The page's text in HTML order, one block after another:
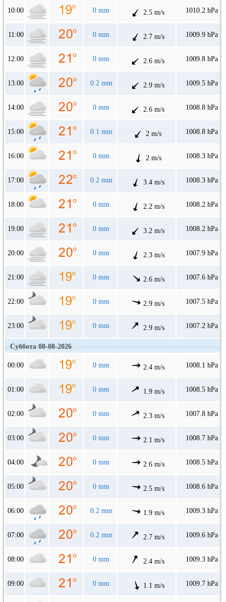
10:00 0 mm 2.5 m/s 1010.2 hPa
11:00 0 mm 2.7 m/s 1009.9 hPa
12:00 0 mm 2.6 m/s 1009.8 hPa
13:00 0.2 mm 2.9 m/s 1009.5 hPa
14:00 0 mm 2.6 m/s 1008.8 hPa
15:00 0.1 mm 2 m/s 1008.8 hPa
16:00 0 mm 2 m/s 1008.3 hPa
17:00 0.2 mm 3.4 m/s 1008.3 hPa
18:00 0 mm 2.2 m/s 1008.2 hPa
19:00 0 mm 3.2 m/s 1008.2 hPa
20:00 0 mm 2.3 m/s 1007.9 hPa
21:00 0 mm 2.6 m/s 1007.6 hPa
22:00 0 mm 2.9 m/s 1007.5 hPa
23:00 0 mm 2.9 m/s 1007.2 hPa
Суббота 08-08-2026
00:00 0 mm 2.4 m/s 1008.1 hPa
01:00 0 mm 1.9 m/s 1008.5 hPa
02:00 0 mm 2.3 m/s 1007.8 hPa
03:00 0 mm 2.1 m/s 1008.7 hPa
04:00 0 mm 2.6 m/s 1008.5 hPa
05:00 0 mm 2.5 m/s 1008.6 hPa
06:00 0.2 mm 1.9 m/s 1009.3 hPa
07:00 0.2 mm 2.7 m/s 1009.6 hPa
08:00 0 mm 2.4 m/s 1009.3 hPa
09:00 0 mm 1.1 m/s 1009.7 hPa